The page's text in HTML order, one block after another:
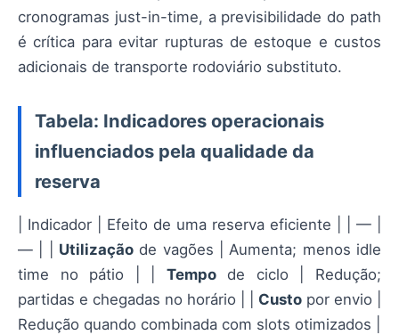
cronogramas just-in-time, a previsibilidade do path
é crítica para evitar rupturas de estoque e custos
adicionais de transporte rodoviário substituto.
Tabela: Indicadores operacionais
influenciados pela qualidade da
reserva
| Indicador | Efeito de uma reserva eficiente | | — |
— | | Utilização de vagões | Aumenta; menos idle
time no pátio | | Tempode ciclo | Redução;
partidas e chegadas no horário | | Custo por envio |
Redução quando combinada com slots otimizados |